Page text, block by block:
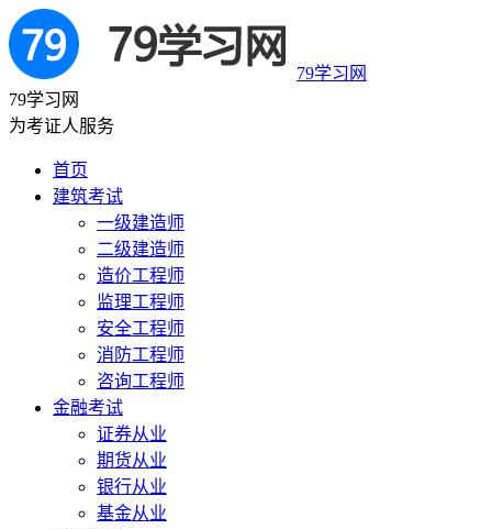
79学习网
79学习网
为考证人服务
首页
建筑考试
一级建造师
二级建造师
造价工程师
监理工程师
安全工程师
消防工程师
咨询工程师
金融考试
证券从业
期货从业
银行从业
基金从业